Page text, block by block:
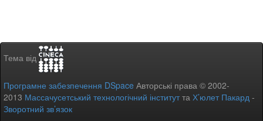
Тема від
Програмне забезпечення DSpace Авторські права © 2002-
2013 Массачусетський технологічний інститутта Х’юлет Пакард -
Зворотний зв’язок